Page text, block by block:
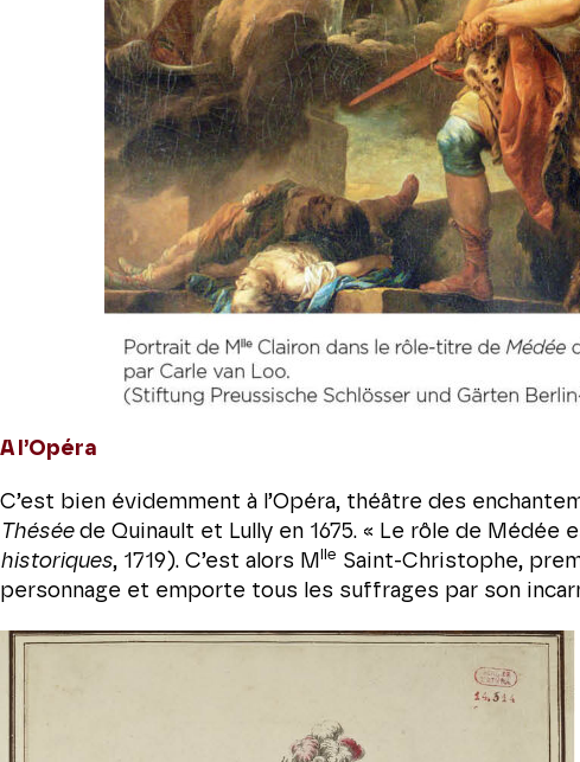
A l’Opéra
C’est bien évidemment à l’Opéra, théâtre des
Théséede Quinault et Lully en 1675. « Le rôle de Médée
historiques, 1719). C’est alors M lle Saint-Christophe,
personnage et emporte tous les suffrages par son